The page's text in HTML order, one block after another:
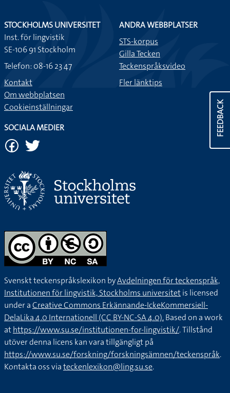
FEEDBACK
STOCKHOLMS UNIVERSITET
Inst. för lingvistik
SE-106 91 Stockholm
Telefon: 08-16 23 47
Kontakt
Om webbplatsen
Cookieinställningar
ANDRA WEBBPLATSER
STS-korpus
Gilla Tecken
Teckenspråksvideo
Fler länktips
SOCIALA MEDIER
Svenskt teckenspråkslexikon byAvdelningen för teckenspråk,
Institutionen för lingvistik, Stockholms universitetis licensed
under aCreative Commons Erkännande-IckeKommersiell-
DelaLika 4.0 Internationell (CC BY-NC-SA 4.0).Based on a work
athttps://www.su.se/institutionen-for-lingvistik/. Tillstånd
utöver denna licens kan vara tillgängligt på
https://www.su.se/forskning/forskningsämnen/teckenspråk.
Kontakta oss viateckenlexikon@ling.su.se.